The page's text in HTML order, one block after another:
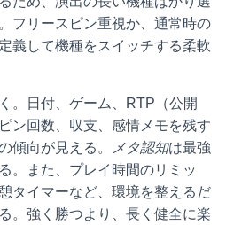
フリースピン重視か、通常時の
義して機種をスイッチする柔軟
。日付、ゲーム、RTP（公開
ン回数、収支、感情メモを残す
傾向が見える。
メタ認知は最強
。また、プレイ時間のリミッ
タイマーなど、環境を整えるだ
。強く勝つより、長く健全に楽